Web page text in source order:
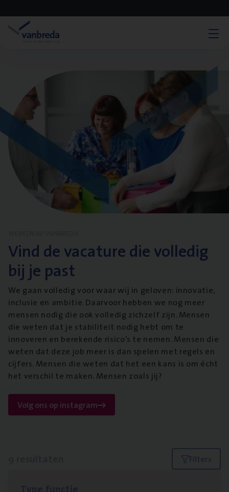
Vind de vacature die volledig
bij je past
We gaan volledig voor waar wij in geloven: innovatie,
inclusie en ambitie. Daarvoor hebben we nog meer
mensen nodig die ook volledig zichzelf zijn. Mensen
die weten dat je stabiliteit nodig hebt om te
innoveren en berekende risico’s te nemen. Mensen die
weten dat deze job meer is dan spelen met regels en
cijfers. Mensen die weten dat het een kans is om écht
het verschil te maken. Mensen zoals jij?
Volg ons op instagram
Filters